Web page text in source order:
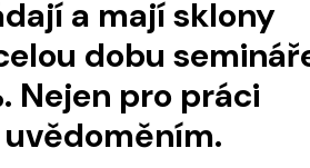
a mají sklony
dobu
Nejen pro práci
návratu se
navštívit do
byl program
Takhle nadšenou